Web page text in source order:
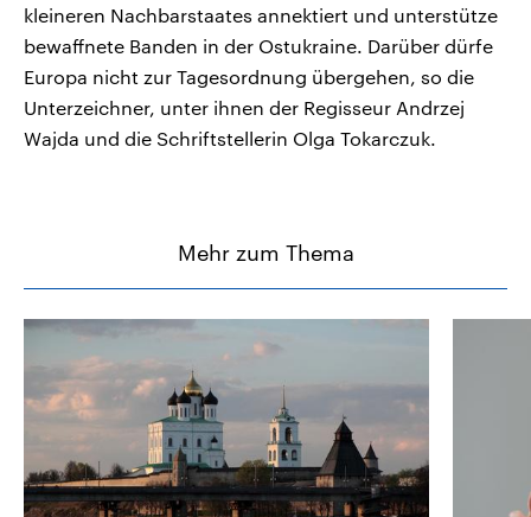
kleineren Nachbarstaates annektiert und unterstütze
bewaffnete Banden in der Ostukraine. Darüber dürfe
Europa nicht zur Tagesordnung übergehen, so die
Unterzeichner, unter ihnen der Regisseur Andrzej
Wajda und die Schriftstellerin Olga Tokarczuk.
Mehr zum Thema